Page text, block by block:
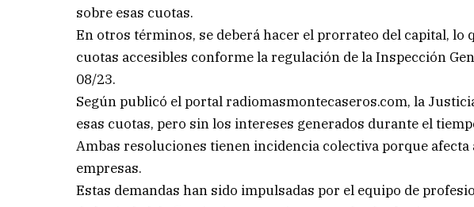
sobre esas cuotas.
En otros términos, se deberá hacer el prorrateo del capital, lo
cuotas accesibles conforme la regulación de la Inspección
08/23.
Según publicó el portal radiomasmontecaseros.com, la
esas cuotas, pero sin los intereses generados durante el
Ambas resoluciones tienen incidencia colectiva porque
empresas.
Estas demandas han sido impulsadas por el equipo de